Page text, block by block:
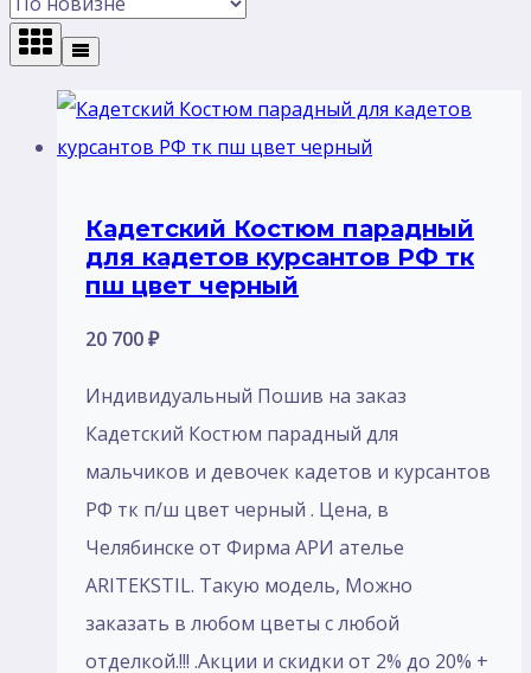
недавние
Кадетский Костюм парадный
для кадетов курсантов РФ тк
пш цвет черный
20 700₽
Индивидуальный Пошив на заказ
Кадетский Костюм парадный для
мальчиков и девочек кадетов и курсантов
РФ тк п/ш цвет черный . Цена, в
Челябинске от Фирма АРИ ателье
ARITEKSTIL. Такую модель, Mожно
заказать в любом цветы с любой
отделкой.!!! .Акции и скидки от 2% до 20% +